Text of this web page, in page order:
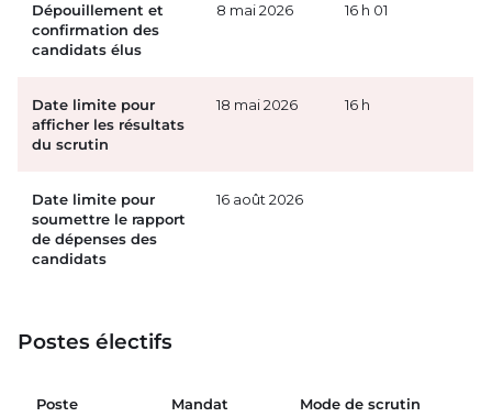
Dépouillement et
confirmation des
candidats élus
8 mai 2026 16 h 01
Date limite pour
afficher les résultats
du scrutin
18 mai 2026 16 h
Date limite pour
soumettre le rapport
de dépenses des
candidats
16 août 2026
Postes électifs
Poste Mandat Mode de scrutin